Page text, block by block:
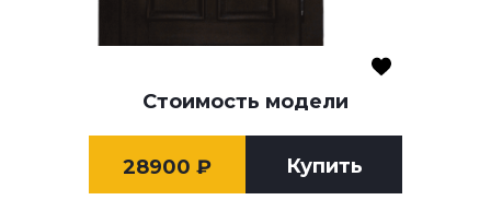
Стоимость модели
28900 ₽ Купить